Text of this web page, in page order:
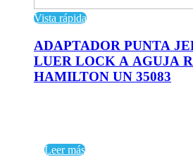
Vista rápida
ADAPTADOR PUNTA
LUER LOCK A AGUJA
HAMILTON UN 35083
Leer más